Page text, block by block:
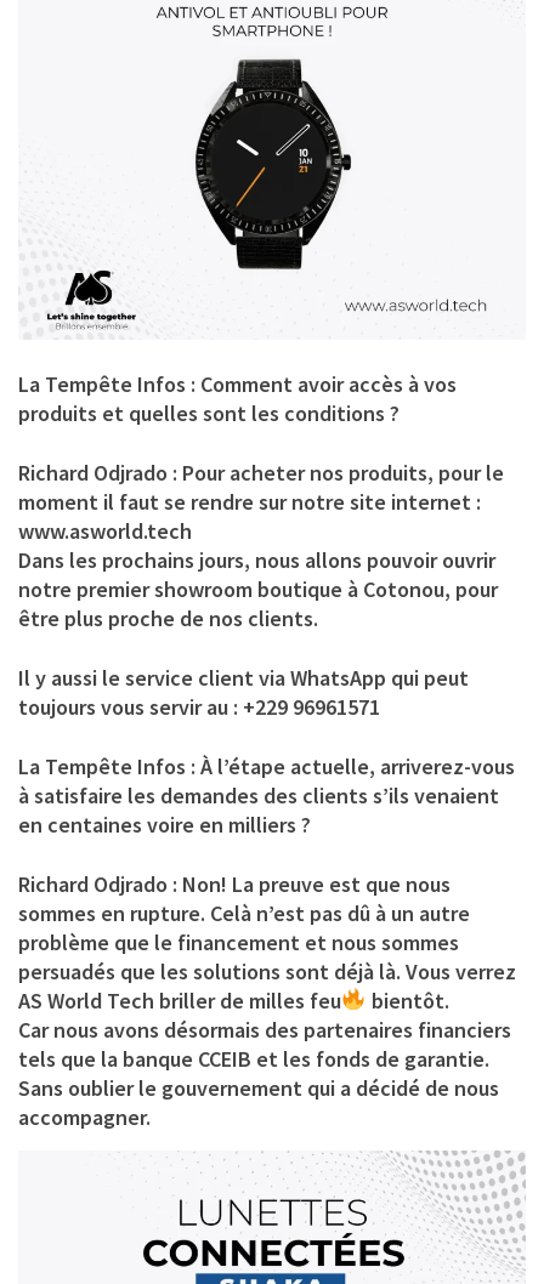
La Tempête Infos : Comment avoir accès à vos
produits et quelles sont les conditions ?
Richard Odjrado : Pour acheter nos produits, pour le
moment il faut se rendre sur notre site internet :
www.asworld.tech
Dans les prochains jours, nous allons pouvoir ouvrir
notre premier showroom boutique à Cotonou, pour
être plus proche de nos clients.
Il y aussi le service client via WhatsApp qui peut
toujours vous servir au : +229 96961571
La Tempête Infos : À l’étape actuelle, arriverez-vous
à satisfaire les demandes des clients s’ils venaient
en centaines voire en milliers ?
Richard Odjrado : Non! La preuve est que nous
sommes en rupture. Celà n’est pas dû à un autre
problème que le financement et nous sommes
persuadés que les solutions sont déjà là. Vous verrez
AS World Tech briller de milles feu
bientôt.
Car nous avons désormais des partenaires financiers
tels que la banque CCEIB et les fonds de garantie.
Sans oublier le gouvernement qui a décidé de nous
accompagner.